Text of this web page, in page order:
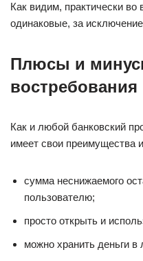
Как видим, практически во
одинаковые, за
Плюсы и
востребования
Как и любой банковский
имеет свои преимущества
сумма неснижаемого
пользователю;
просто открыть и
можно хранить деньги